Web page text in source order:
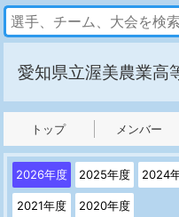
愛知県立渥美農業高
トップ メンバー
2026年度 2025年度 2024
2021年度 2020年度